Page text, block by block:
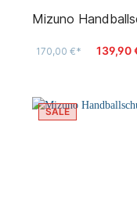
Mizuno
170,00 €* 139,90
SALE